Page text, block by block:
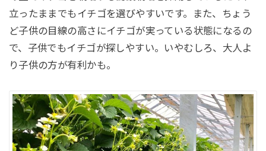
立ったままでもイチゴを選びやすいです。また、ちょう
ど子供の目線の高さにイチゴが実っている状態になるの
で、子供でもイチゴが探しやすい。いやむしろ、大人よ
り子供の方が有利かも。